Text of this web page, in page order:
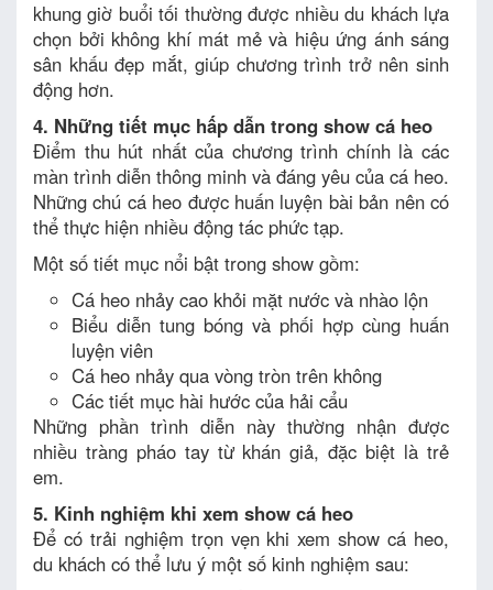
khung giờ buổi tối thường được nhiều du khách lựa
chọn bởi không khí mát mẻ và hiệu ứng ánh sáng
sân khấu đẹp mắt, giúp chương trình trở nên sinh
động hơn.
4. Những tiết mục hấp dẫn trong show cá heo
Điểm thu hút nhất của chương trình chính là các
màn trình diễn thông minh và đáng yêu của cá heo.
Những chú cá heo được huấn luyện bài bản nên có
thể thực hiện nhiều động tác phức tạp.
Một số tiết mục nổi bật trong show gồm:
Cá heo nhảy cao khỏi mặt nước và nhào lộn
Biểu diễn tung bóng và phối hợp cùng huấn
luyện viên
Cá heo nhảy qua vòng tròn trên không
Các tiết mục hài hước của hải cẩu
Những phần trình diễn này thường nhận được
nhiều tràng pháo tay từ khán giả, đặc biệt là trẻ
em.
5. Kinh nghiệm khi xem show cá heo
Để có trải nghiệm trọn vẹn khi xem show cá heo,
du khách có thể lưu ý một số kinh nghiệm sau: